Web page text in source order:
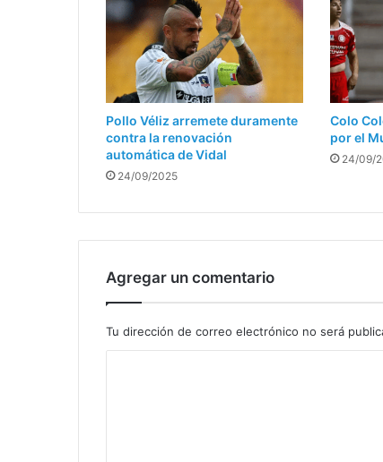
Pollo Véliz arremete duramente
contra la renovación
automática de Vidal
24/09/2025
Colo
por el
24/09/
Agregar un comentario
Tu dirección de correo electrónico no será